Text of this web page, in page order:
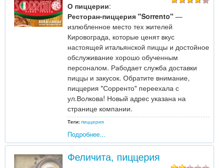
О пиццерии:
Ресторан-пиццерия "Sorrento" —
излюбленное место тех жителей
Кировограда, которые ценят вкус
настоящей итальянской пиццы и достойное
обслуживание хорошо обученным
персоналом. Рабодает служба доставки
пиццы и закусок. Обратите внимание,
пиццерия "Сорренто" переехала с
ул.Волкова! Новый адрес указана на
странице компании.
Теги: пиццерия
Подробнее...
Феличита, пиццерия